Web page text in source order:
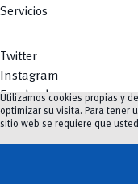
Servicios
Twitter
Instagram
Facebook
Youtube
Utilizamos cookies propias y
optimizar su visita. Para tener
sitio web se requiere que